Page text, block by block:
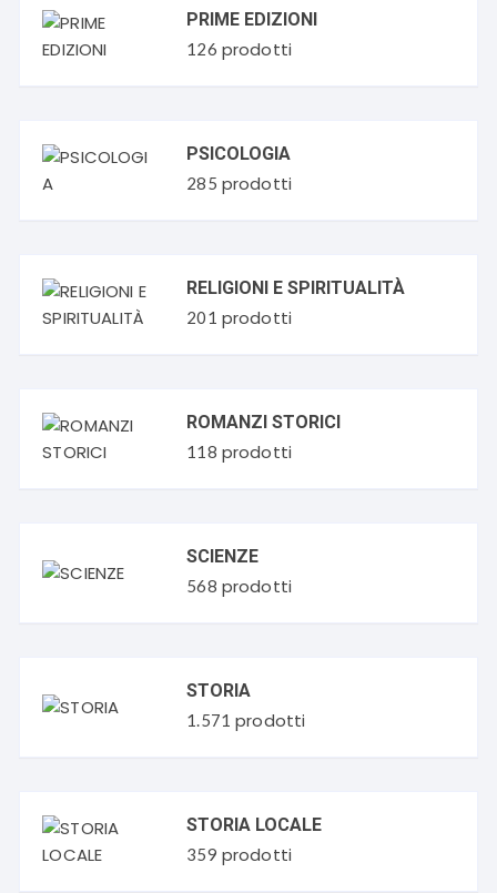
PRIME EDIZIONI
126 prodotti
PSICOLOGIA
285 prodotti
RELIGIONI E SPIRITUALITÀ
201 prodotti
ROMANZI STORICI
118 prodotti
SCIENZE
568 prodotti
STORIA
1.571 prodotti
STORIA LOCALE
359 prodotti